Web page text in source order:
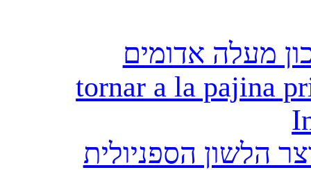
מעלה אדומים
tornar a la pajina
הלשון הספניולית